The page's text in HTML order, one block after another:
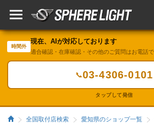
時間外
現在、AIが対応しております
適合確認・在庫確認・その他のご質問はお電話で
📞03-4306-0101
タップして発信
全国取付店検索 愛知県のショップ一覧